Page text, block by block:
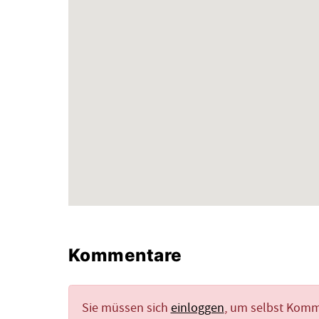
Kommentare
Sie müssen sich einloggen, um selbst